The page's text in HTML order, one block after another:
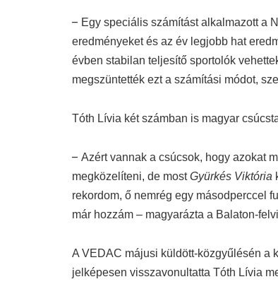
– Egy speciális számítást alkalmazott a
eredményeket és az év legjobb hat
évben stabilan teljesítő sportolók
megszüntették ezt a számítási módot,
Tóth Lívia két számban is magyar
– Azért vannak a csúcsok, hogy azokat
megközelíteni, de mostGyürkés Viktória
rekordom, ő nemrég egy másodperccel
már hozzám – magyarázta a Balaton-
A VEDAC májusi küldött-közgyűlésén a
jelképesen visszavonultatta Tóth Lívia